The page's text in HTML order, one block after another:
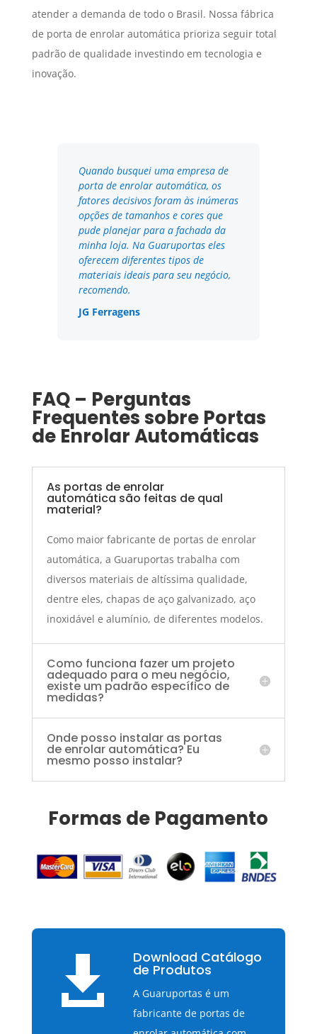
atender a demanda de todo o Brasil. Nossa fábrica
de porta de enrolar automática prioriza seguir total
padrão de qualidade investindo em tecnologia e
inovação.
Quando busquei uma empresa de
porta de enrolar automática, os
fatores decisivos foram às inúmeras
opções de tamanhos e cores que
pude planejar para a fachada da
minha loja. Na Guaruportas eles
oferecem diferentes tipos de
materiais ideais para seu negócio,
recomendo.
JG Ferragens
FAQ – Perguntas
Frequentes sobre Portas
de Enrolar Automáticas
As portas de enrolar
automática são feitas de qual
material?
Como maior fabricante de portas de enrolar
automática, a Guaruportas trabalha com
diversos materiais de altíssima qualidade,
dentre eles, chapas de aço galvanizado, aço
inoxidável e alumínio, de diferentes modelos.
Como funciona fazer um projeto
adequado para o meu negócio,
existe um padrão específico de
medidas?
Onde posso instalar as portas
de enrolar automática? Eu
mesmo posso instalar?
Formas de Pagamento
 Download Catálogo
de Produtos
A Guaruportas é um
fabricante de portas de